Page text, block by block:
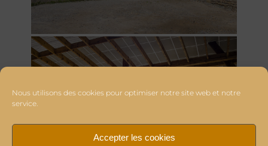
Nous utilisons des cookies pour optimiser notre site web et notre
service.
Accepter les cookies